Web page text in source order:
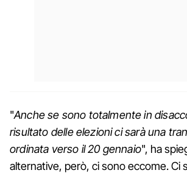
"Anche se sono totalmente in
risultato delle elezioni ci sarà una
ordinata verso il 20 gennaio", ha
alternative, però, ci sono eccome. Ci